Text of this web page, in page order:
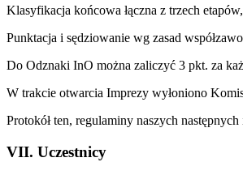
Klasyfikacja końcowa łączna z trzech
Punktacja i sędziowanie wg zasad
Do Odznaki InO można zaliczyć 3 pkt. za
W trakcie otwarcia Imprezy wyłoniono
Protokół ten, regulaminy naszych
VII. Uczestnicy